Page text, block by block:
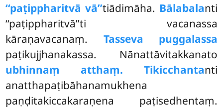
‘‘paṭippharitvā vā’’tiādimāha. Bālabalanti
‘‘paṭippharitvā’’ti vacanassa
kāraṇavacanaṃ. Tasseva puggalassa
paṭikujjhanakassa. Nānattāvitakkanato
ubhinnaṃ atthaṃ. Tikicchantanti
anatthapaṭibāhanamukhena
paṇḍitakiccakaraṇena paṭisedhentaṃ.